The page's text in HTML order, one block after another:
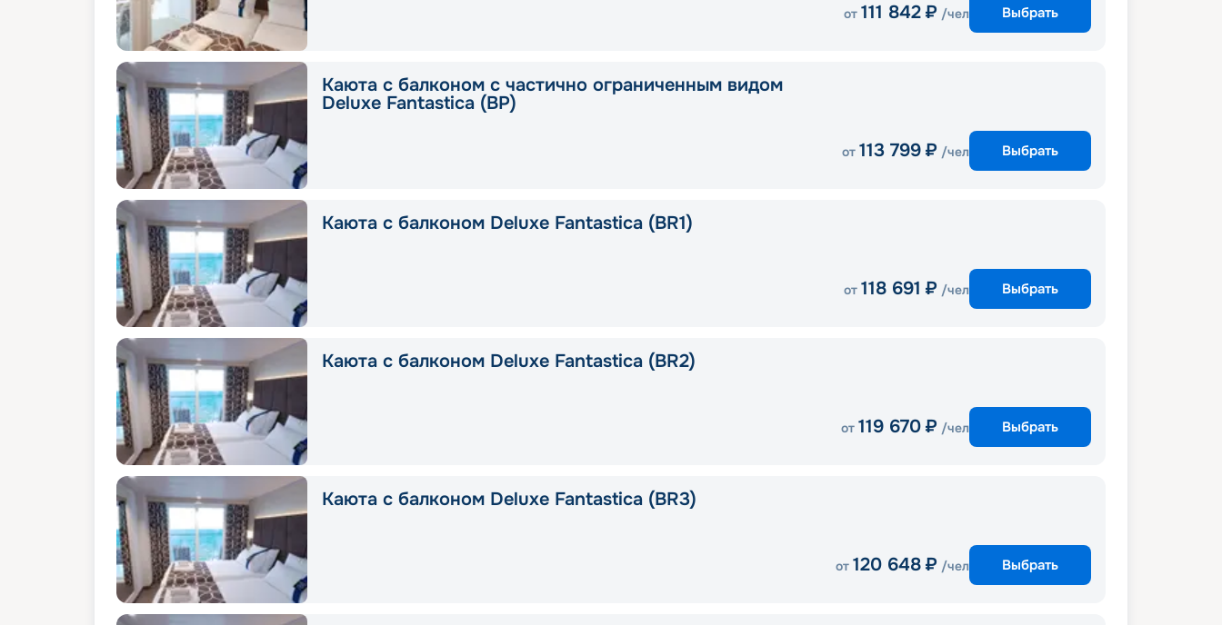
от 111 842 ₽ /чел Выбрать
Каюта с балконом с частично ограниченным видом
Deluxe Fantastica (BP)
от 113 799 ₽ /чел Выбрать
Каюта с балконом Deluxe Fantastica (BR1)
от 118 691 ₽ /чел Выбрать
Каюта с балконом Deluxe Fantastica (BR2)
от 119 670 ₽ /чел Выбрать
Каюта с балконом Deluxe Fantastica (BR3)
от 120 648 ₽ /чел Выбрать